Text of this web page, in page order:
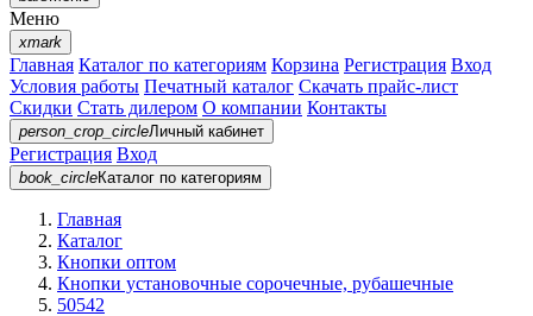
Меню
xmark
Главная Каталог по категориям Корзина Регистрация Вход
Условия работы Печатный каталог Скачать прайс-лист
Скидки Стать дилером О компании Контакты
person_crop_circleЛичный кабинет
Регистрация Вход
book_circleКаталог по категориям
Главная
Каталог
Кнопки оптом
Кнопки установочные сорочечные, рубашечные
50542